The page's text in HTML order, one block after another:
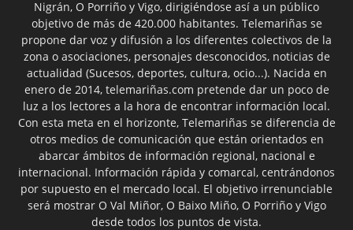
Nigrán, O Porriño y Vigo, dirigiéndose así a un público
objetivo de más de 420.000 habitantes. Telemariñas se
propone dar voz y difusión a los diferentes colectivos de la
zona o asociaciones, personajes desconocidos, noticias de
actualidad (Sucesos, deportes, cultura, ocio...). Nacida en
enero de 2014, telemariñas.com pretende dar un poco de
luz a los lectores a la hora de encontrar información local.
Con esta meta en el horizonte, Telemariñas se diferencia de
otros medios de comunicación que están orientados en
abarcar ámbitos de información regional, nacional e
internacional. Información rápida y comarcal, centrándonos
por supuesto en el mercado local. El objetivo irrenunciable
será mostrar O Val Miñor, O Baixo Miño, O Porriño y Vigo
desde todos los puntos de vista.